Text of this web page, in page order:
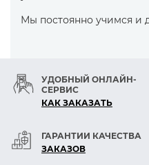
Мы постоянно учимся и
УДОБНЫЙ ОНЛАЙН-
СЕРВИС
КАК ЗАКАЗАТЬ
ГАРАНТИИ КАЧЕСТВА
ЗАКАЗОВ